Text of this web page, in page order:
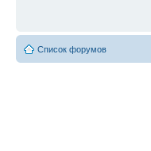
Список форумов